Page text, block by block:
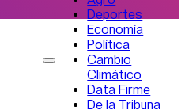
Deportes
Economía
Política
Cambio
Climático
Data Firme
De la Tribuna